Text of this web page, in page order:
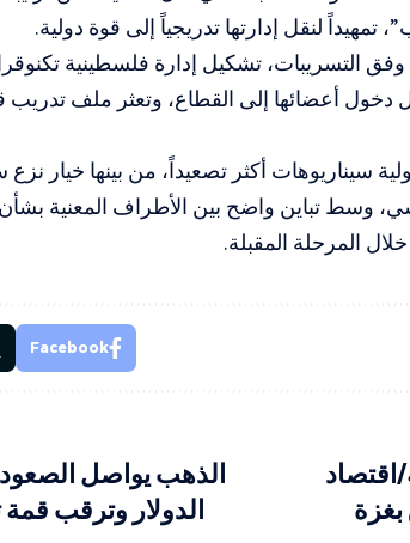
تمهيداً لنقل إدارتها تدريجياً إلى قوة دولية.
التسريبات، تشكيل إدارة فلسطينية
دخول أعضائها إلى القطاع، وتعثر ملف
سيناريوهات أكثر تصعيداً، من بينها خيار
وسط تباين واضح بين الأطراف المعنية
المرحلة المقبلة.
Facebook
بغزة
الذهب يواصل
الدولار وترقب